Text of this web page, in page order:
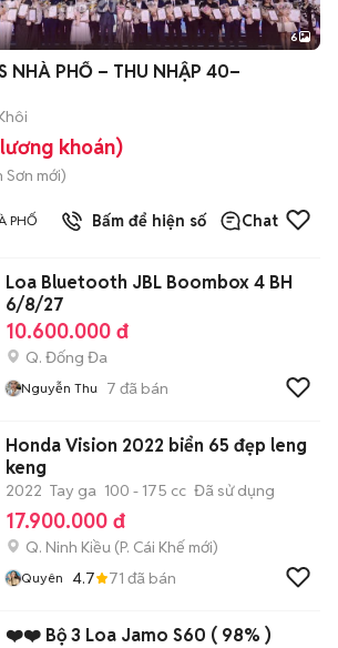
+2
6
NHÀ PHỐ – THU NHẬP 40–
khoán)
Sơn mới)
PHỐ Bấm để hiện số Chat
Loa Bluetooth JBL Boombox 4 BH
6/8/27
10.600.000 đ
Q. Đống Đa
Nguyễn Thu 7 đã bán
Honda Vision 2022 biển 65 đẹp leng
keng
2022 Tay ga 100 - 175 cc Đã sử dụng
17.900.000 đ
Q. Ninh Kiều (P. Cái Khế mới)
Quyên 4.7 71 đã bán
❤️❤️ Bộ 3 Loa Jamo S60 ( 98% )